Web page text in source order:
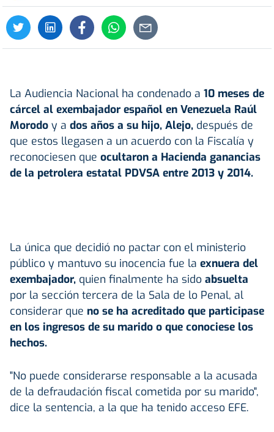
La Audiencia Nacional ha condenado a 10 meses de
cárcel al exembajador español en Venezuela Raúl
Morodo y a dos años a su hijo, Alejo, después de
que estos llegasen a un acuerdo con la Fiscalía y
reconociesen que ocultaron a Hacienda ganancias
de la petrolera estatal PDVSA entre 2013 y 2014.
La única que decidió no pactar con el ministerio
público y mantuvo su inocencia fue la exnuera del
exembajador, quien finalmente ha sido absuelta
por la sección tercera de la Sala de lo Penal, al
considerar que no se ha acreditado que participase
en los ingresos de su marido o que conociese los
hechos.
"No puede considerarse responsable a la acusada
de la defraudación fiscal cometida por su marido",
dice la sentencia, a la que ha tenido acceso EFE.